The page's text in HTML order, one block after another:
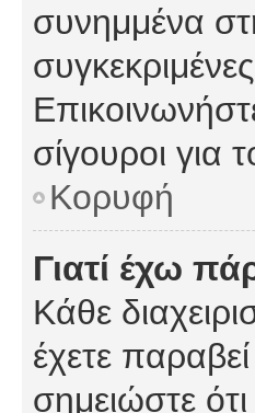
συνημμένα
σίγουροι για
Κορυφή
Γιατί έχω
Κάθε
έχετε
σημειώστε